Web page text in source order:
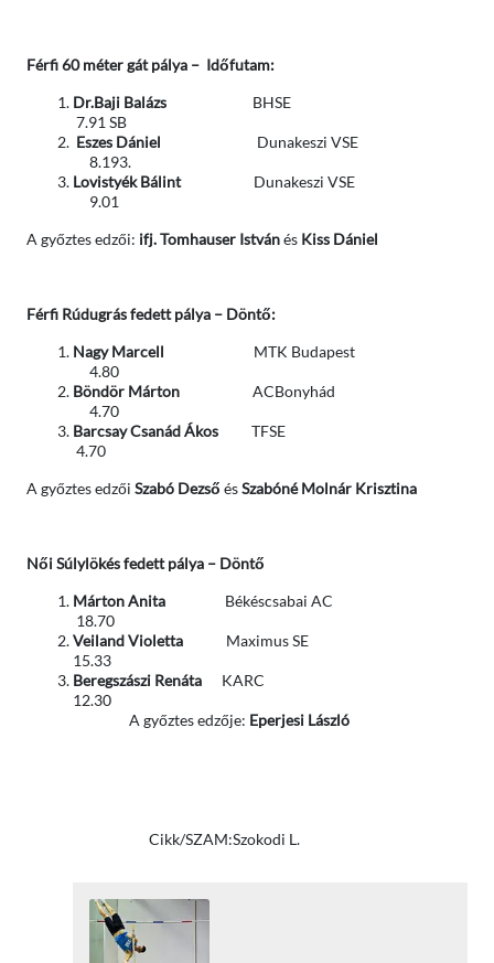
Férfi 60 méter gát pálya – Időfutam:
Dr.Baji Balázs
BHSE
7.91 SB
Eszes Dániel
Dunakeszi VSE
8.193.
Lovistyék BálintDunakeszi VSE
9.01
A győztes edzői: ifj. Tomhauser Istvánés Kiss Dániel
Férfi Rúdugrás fedett pálya – Döntő:
Nagy Marcell
MTK Budapest
4.80
Böndör Márton
ACBonyhád
4.70
Barcsay Csanád ÁkosTFSE
4.70
A győztes edzői Szabó Dezső ésSzabóné Molnár Krisztina
Női Súlylökés fedett pálya – Döntő
Márton AnitaBékéscsabai AC
18.70
Veiland ViolettaMaximus SE
15.33
Beregszászi RenátaKARC
12.30
A győztes edzője: Eperjesi László
Cikk/SZAM:Szokodi L.